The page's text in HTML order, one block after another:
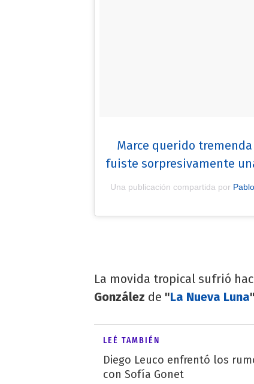
Marce querido
fuiste sorpresivamente
Una publicación compartida por
La movida tropical sufrió
González de "La Nueva Luna
LEÉ TAMBIÉN
Diego Leuco enfrentó los
con Sofía Gonet